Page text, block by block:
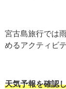
宮古島旅行では
めるアクティビ
天気予報を確認